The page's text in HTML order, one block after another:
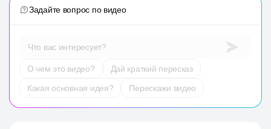
Задайте вопрос по видео
Что вас интересует?
О чем это видео?
Дай краткий пересказ
Какая основная идея?
Перескажи видео